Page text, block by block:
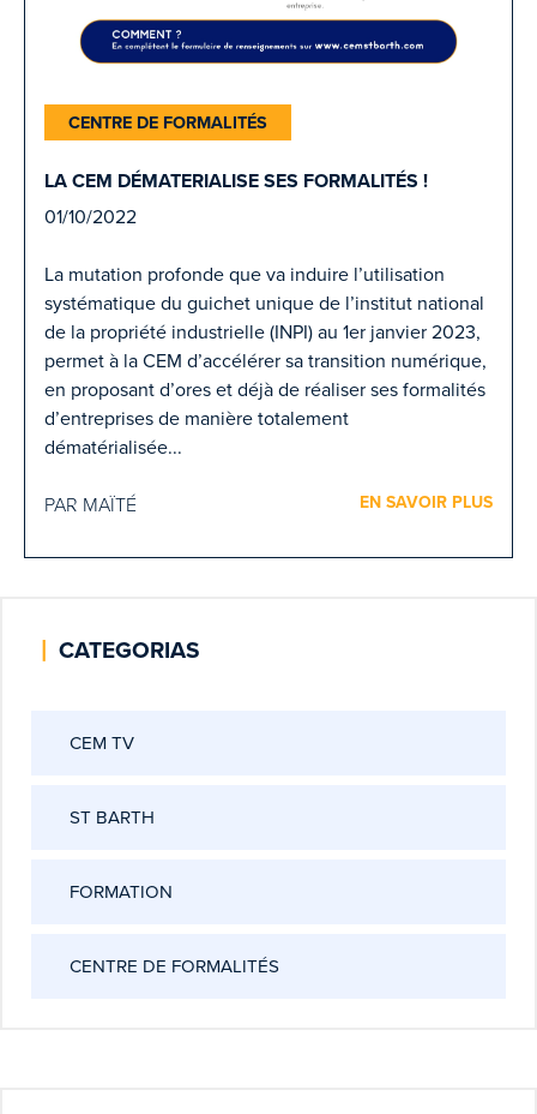
CENTRE DE FORMALITÉS
LA CEM DÉMATERIALISE SES FORMALITÉS !
01/10/2022
La mutation profonde que va induire l’utilisation
systématique du guichet unique de l’institut national
de la propriété industrielle (INPI) au 1er janvier 2023,
permet à la CEM d’accélérer sa transition numérique,
en proposant d’ores et déjà de réaliser ses formalités
d’entreprises de manière totalement
dématérialisée...
PAR MAÏTÉ EN SAVOIR PLUS
| CATEGORIAS
CEM TV
ST BARTH
FORMATION
CENTRE DE FORMALITÉS